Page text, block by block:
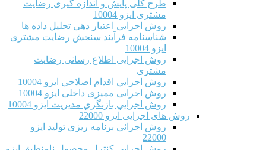
طرح کلی پایش و اندازه گیری رضایت
مشتری ایزو 10004
روش اجرایی اعتبار دهی تحلیل داده ها
شناسنامه فرآیند سنجش رضایت مشتری
ایزو 10004
روش اجرایی اطلاع رسانی رضایت
مشتری
روش اجرايي اقدام اصلاحي ایزو 10004
روش اجرایی ممیزی داخلی ایزو 10004
روش اجرايي بازنگري مديريت ایزو 10004
روش های اجرایی ایزو 22000
روش اجرائی برنامه ريزی توليد ایزو
22000